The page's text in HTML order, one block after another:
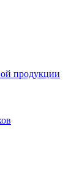
продукции